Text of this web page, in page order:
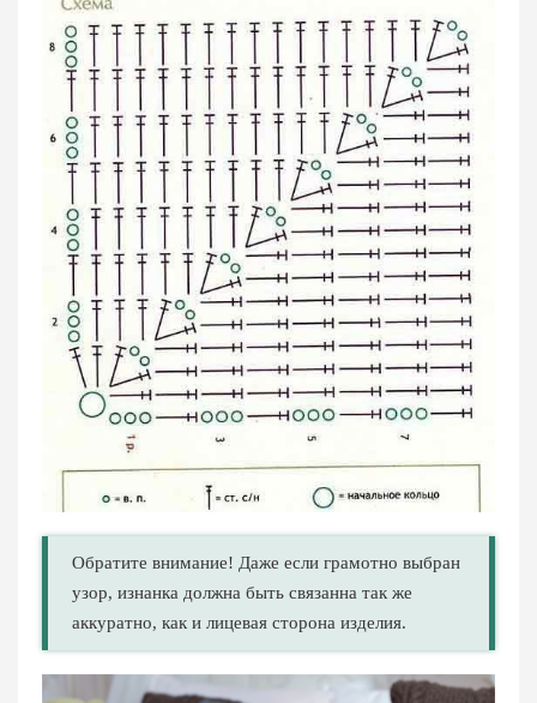
Обратите внимание! Даже если грамотно выбран
узор, изнанка должна быть связанна так же
аккуратно, как и лицевая сторона изделия.